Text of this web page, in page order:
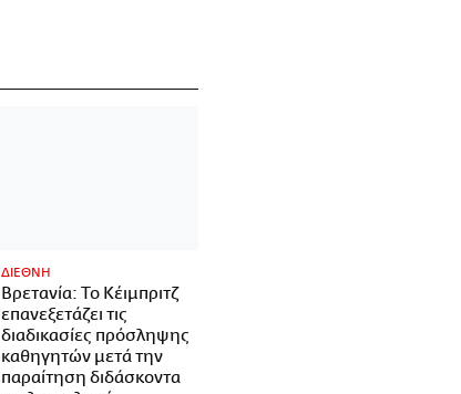
ΔΙΕΘΝΗ
Βρετανία: Το Κέιμπριτζ
επανεξετάζει τις
διαδικασίες πρόσληψης
καθηγητών μετά την
παραίτηση διδάσκοντα